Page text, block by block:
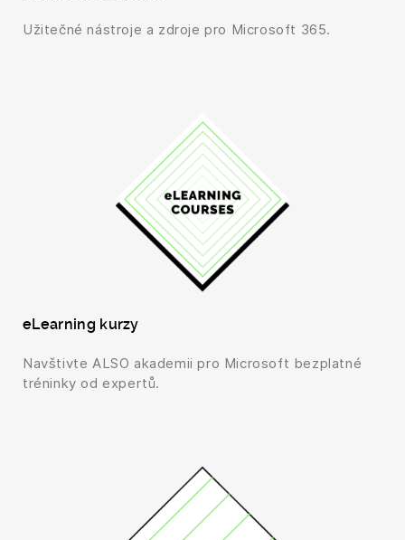
Užitečné nástroje a zdroje pro Microsoft 365.
eLearning kurzy
Navštivte ALSO akademii pro Microsoft bezplatné
tréninky od expertů.